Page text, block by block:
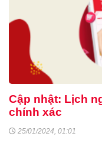
Cập nhật: Lịch
chính xác
25/01/2024, 01:01